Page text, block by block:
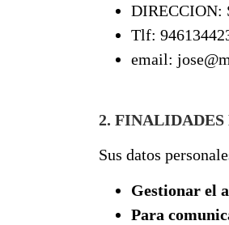
DIRECCION:
Tlf:
email:
2.
Sus datos
Gestionar el
Para